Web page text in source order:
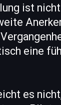
ist
eine
es